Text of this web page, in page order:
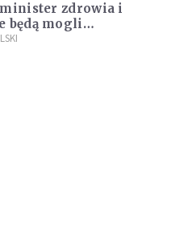
zdrowia i
będą mogli
medyczny